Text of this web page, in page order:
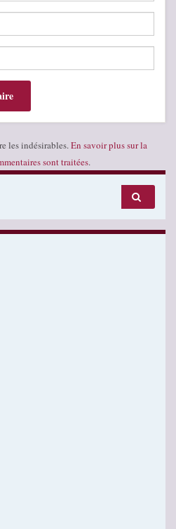
les indésirables. En savoir plus sur la
sont traitées.